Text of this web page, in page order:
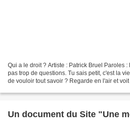
Qui a le droit ? Artiste : Patrick Bruel Paroles :
pas trop de questions. Tu sais petit, c'est la
de vouloir tout savoir ? Regarde en l'air et voit
Un document du Site "Une